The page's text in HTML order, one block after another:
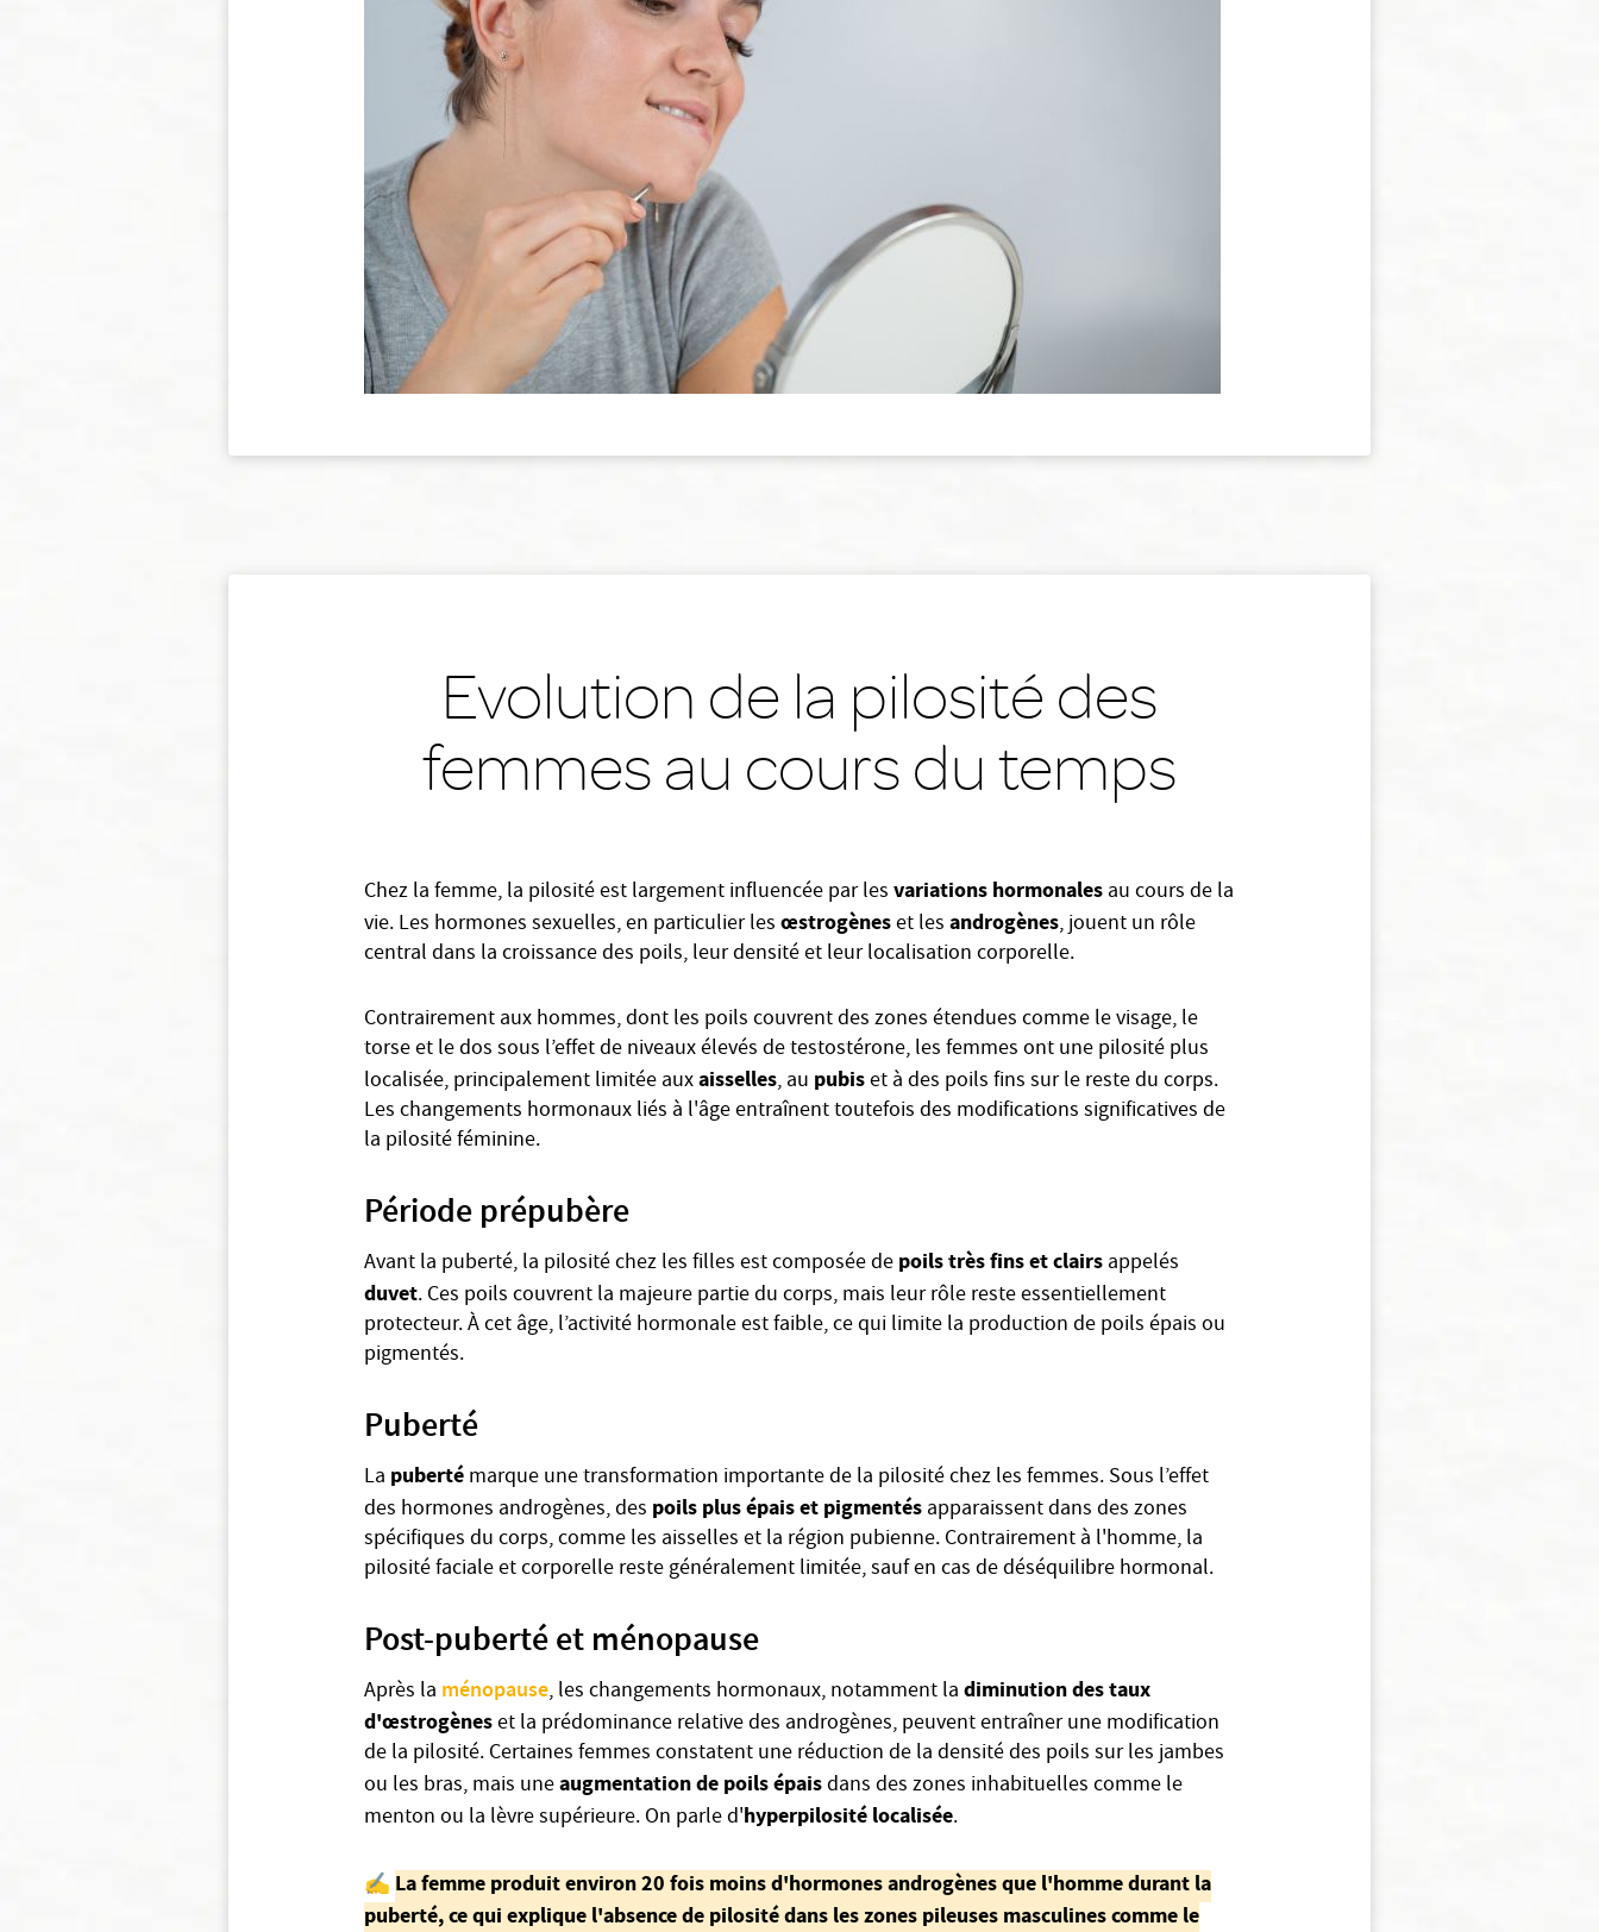
Evolution de la pilosité des
femmes au cours du temps
Chez la femme, la pilosité est largement influencée par les variations hormonales au cours de la
vie. Les hormones sexuelles, en particulier les œstrogèneset les androgènes, jouent un rôle
central dans la croissance des poils, leur densité et leur localisation corporelle.
Contrairement aux hommes, dont les poils couvrent des zones étendues comme le visage, le
torse et le dos sous l’effet de niveaux élevés de testostérone, les femmes ont une pilosité plus
localisée, principalement limitée auxaisselles, au pubiset à des poils fins sur le reste du corps.
Les changements hormonaux liés à l'âge entraînent toutefois des modifications significatives de
la pilosité féminine.
Période prépubère
Avant la puberté, la pilosité chez les filles est composée de poils très fins et clairs appelés
duvet. Ces poils couvrent la majeure partie du corps, mais leur rôle reste essentiellement
protecteur. À cet âge, l’activité hormonale est faible, ce qui limite la production de poils épais ou
pigmentés.
Puberté
La puberté marque une transformation importante de la pilosité chez les femmes. Sous l’effet
des hormones androgènes, des poils plus épais et pigmentés apparaissent dans des zones
spécifiques du corps, comme les aisselles et la région pubienne. Contrairement à l'homme, la
pilosité faciale et corporelle reste généralement limitée, sauf en cas de déséquilibre hormonal.
Post-puberté et ménopause
Après la ménopause, les changements hormonaux, notamment la diminution des taux
d'œstrogèneset la prédominance relative des androgènes, peuvent entraîner une modification
de la pilosité. Certaines femmes constatent une réduction de la densité des poils sur les jambes
ou les bras, mais uneaugmentation de poils épaisdans des zones inhabituelles comme le
menton ou la lèvre supérieure. On parle d'hyperpilosité localisée.
✍️ La femme produit environ 20 fois moins d'hormones androgènes que l'homme durant la
puberté, ce qui explique l'absence de pilosité dans les zones pileuses masculines comme le